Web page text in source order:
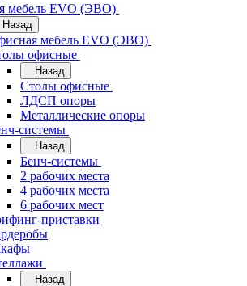
мебель EVO (ЭВО)
Назад
мебель EVO (ЭВО)
офисные
Назад
Cтолы офисные
ЛДСП опоры
Металлические опоры
системы
Назад
Бенч-системы
2 рабочих места
4 рабочих места
6 рабочих мест
приставки
Назад